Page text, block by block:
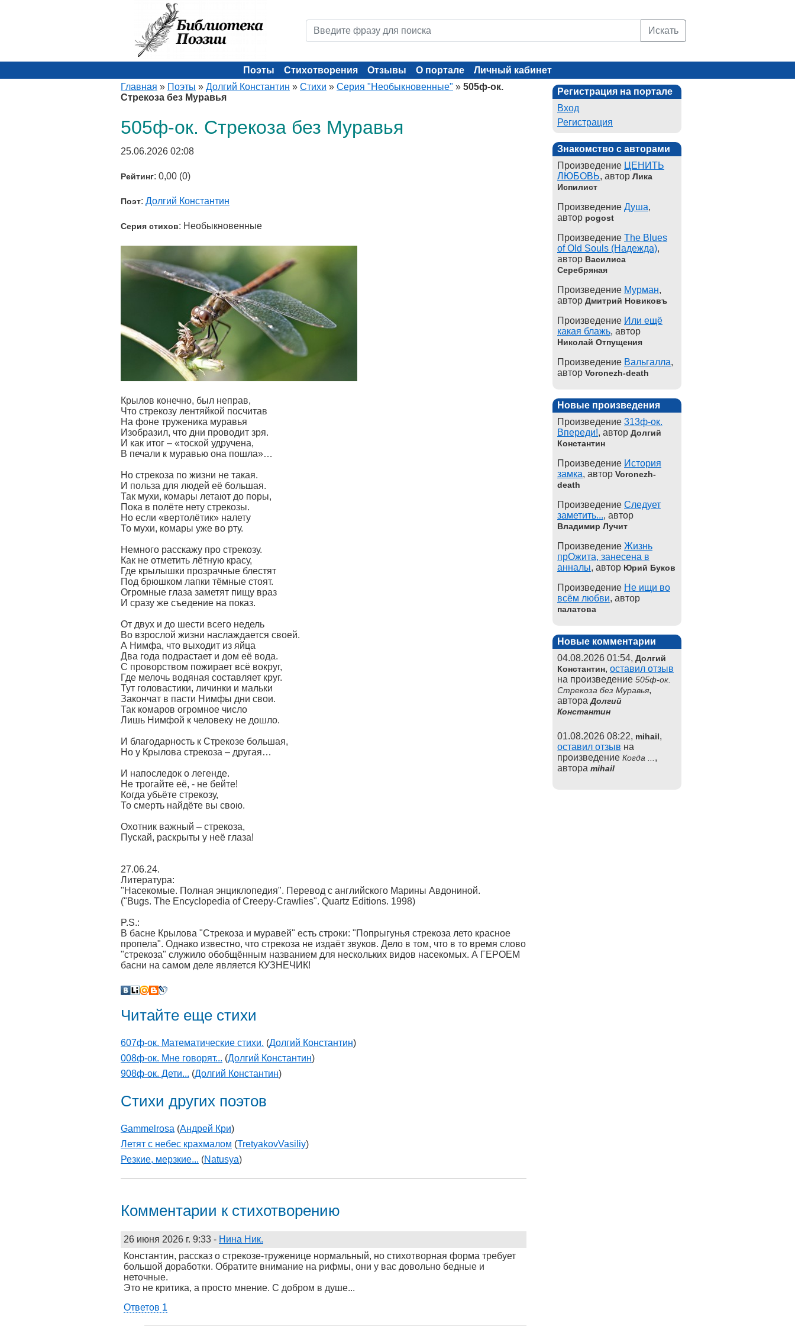
Искать
Поэты Стихотворения Отзывы О портале
Личный кабинет
Главная » Поэты » Долгий Константин » Стихи » Серия "Необыкновенные" » 505ф-ок.
Стрекоза без Муравья
505ф-ок. Стрекоза без Муравья
25.06.2026 02:08
Рейтинг: 0,00 (0)
Поэт: Долгий Константин
Серия стихов: Необыкновенные
Крылов конечно, был неправ,
Что стрекозу лентяйкой посчитав
На фоне труженика муравья
Изобразил, что дни проводит зря.
И как итог – «тоской удручена,
В печали к муравью она пошла»…
Но стрекоза по жизни не такая.
И польза для людей её большая.
Так мухи, комары летают до поры,
Пока в полёте нету стрекозы.
Но если «вертолётик» налету
То мухи, комары уже во рту.
Немного расскажу про стрекозу.
Как не отметить лётную красу,
Где крылышки прозрачные блестят
Под брюшком лапки тёмные стоят.
Огромные глаза заметят пищу враз
И сразу же съедение на показ.
От двух и до шести всего недель
Во взрослой жизни наслаждается своей.
А Нимфа, что выходит из яйца
Два года подрастает и дом её вода.
С проворством пожирает всё вокруг,
Где мелочь водяная составляет круг.
Тут головастики, личинки и мальки
Закончат в пасти Нимфы дни свои.
Так комаров огромное число
Лишь Нимфой к человеку не дошло.
И благодарность к Стрекозе большая,
Но у Крылова стрекоза – другая…
И напоследок о легенде.
Не трогайте её, - не бейте!
Когда убьёте стрекозу,
То смерть найдёте вы свою.
Охотник важный – стрекоза,
Пускай, раскрыты у неё глаза!
27.06.24.
Литература:
"Насекомые. Полная энциклопедия". Перевод с английского Марины Авдониной.
("Bugs. The Encyclopedia of Creepy-Crawlies". Quartz Editions. 1998)
P.S.:
В басне Крылова "Стрекоза и муравей" есть строки: "Попрыгунья стрекоза лето красное
пропела". Однако известно, что стрекоза не издаёт звуков. Дело в том, что в то время слово
"стрекоза" служило обобщённым названием для нескольких видов насекомых. А ГЕРОЕМ
басни на самом деле является КУЗНЕЧИК!
Читайте еще стихи
607ф-ок. Математические стихи. (Долгий Константин)
008ф-ок. Мне говорят... (Долгий Константин)
908ф-ок. Дети... (Долгий Константин)
Стихи других поэтов
Gammelrosa (Андрей Кри)
Летят с небес крахмалом (TretyakovVasiliy)
Резкие, мерзкие... (Natusya)
Комментарии к стихотворению
26 июня 2026 г. 9:33 - Нина Ник.
Константин, рассказ о стрекозе-труженице нормальный, но стихотворная форма требует
большой доработки. Обратите внимание на рифмы, они у вас довольно бедные и
неточные.
Это не критика, а просто мнение. С добром в душе...
Ответов 1
Регистрация на портале
Вход
Регистрация
Знакомство с авторами
Произведение ЦЕНИТЬ
ЛЮБОВЬ, автор Лика
Испилист
Произведение Душа,
автор pogost
Произведение The Blues
of Old Souls (Надежда),
автор Василиса
Серебряная
Произведение Мурман,
автор Дмитрий Новиковъ
Произведение Или ещё
какая блажь, автор
Николай Отпущения
Произведение Вальгалла,
автор Voronezh-death
Новые произведения
Произведение 313ф-ок.
Впереди!, автор Долгий
Константин
Произведение История
замка, автор Voronezh-
death
Произведение Следует
заметить..., автор
Владимир Лучит
Произведение Жизнь
прОжита, занесена в
анналы, автор Юрий Буков
Произведение Не ищи во
всём любви, автор
палатова
Новые комментарии
04.08.2026 01:54, Долгий
Константин, оставил отзыв
на произведение 505ф-ок.
Стрекоза без Муравья,
автораДолгий
Константин
01.08.2026 08:22, mihail,
оставил отзыв на
произведение Когда ... ,
автора mihail